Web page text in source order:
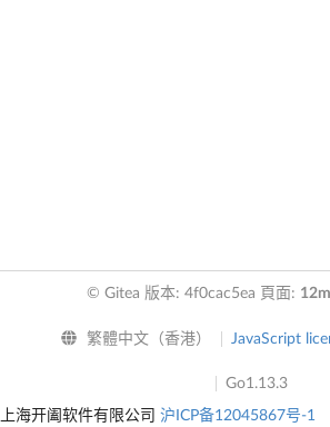
© Gitea 版本: 4f0cac5ea 頁面:
繁體中文（香港） JavaScript
Go1.13.3
上海开阖软件有限公司 沪ICP备12045867号-1